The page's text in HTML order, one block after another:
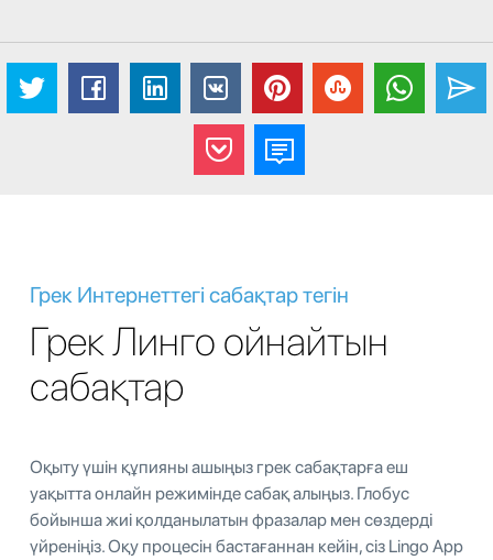
Грек Интернеттегі сабақтар тегін
Грек Линго ойнайтын
сабақтар
Оқыту үшін құпияны ашыңыз грек сабақтарға еш
уақытта онлайн режимінде сабақ алыңыз. Глобус
бойынша жиі қолданылатын фразалар мен сөздерді
үйреніңіз. Оқу процесін бастағаннан кейін, сіз Lingo App